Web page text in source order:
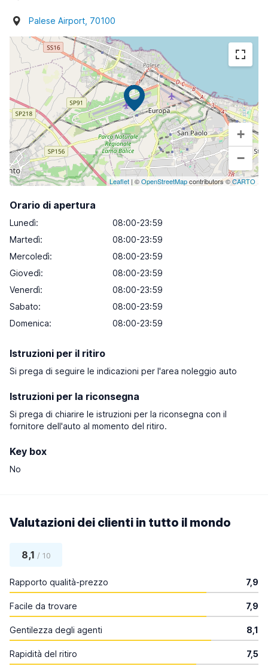
Palese Airport, 70100
+
−
Leaflet | ©OpenStreetMapcontributors ©CARTO
Orario di apertura
Lunedì:
08:00-23:59
Martedì:
08:00-23:59
Mercoledì:
08:00-23:59
Giovedì:
08:00-23:59
Venerdì:
08:00-23:59
Sabato:
08:00-23:59
Domenica: 08:00-23:59
Istruzioni per il ritiro
Si prega di seguire le indicazioni per l'area noleggio auto
Istruzioni per la riconsegna
Si prega di chiarire le istruzioni per la riconsegna con il
fornitore dell'auto al momento del ritiro.
Key box
No
Valutazioni dei clienti in tutto il mondo
8,1 / 10
Rapporto qualità-prezzo 7,9
Facile da trovare 7,9
Gentilezza degli agenti 8,1
Rapidità del ritiro 7,5